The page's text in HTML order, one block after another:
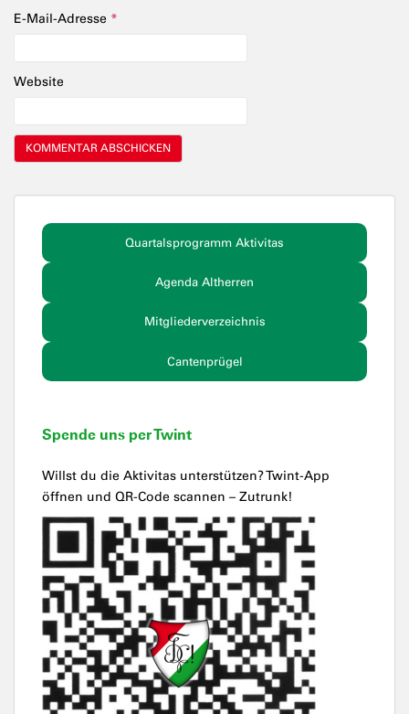
E-Mail-Adresse *
Website
Quartalsprogramm Aktivitas
Agenda Altherren
Mitgliederverzeichnis
Cantenprügel
Spende uns per Twint
Willst du die Aktivitas unterstützen? Twint-App
öffnen und QR-Code scannen – Zutrunk!